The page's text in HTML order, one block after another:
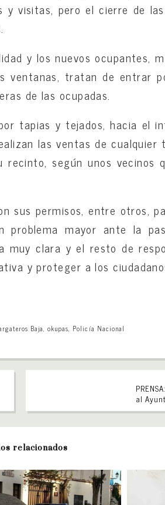
visitas, pero el cierre de
y los nuevos ocupantes,
ventanas, tratan de entrar
de las ocupadas.
tapias y tejados, hacia el
las ventas de
según unos vecinos
sus permisos, entre otros,
mayor ante la
muy clara y el resto de
y proteger a los
Baja, okupas, Policía Nacional
al
relacionados